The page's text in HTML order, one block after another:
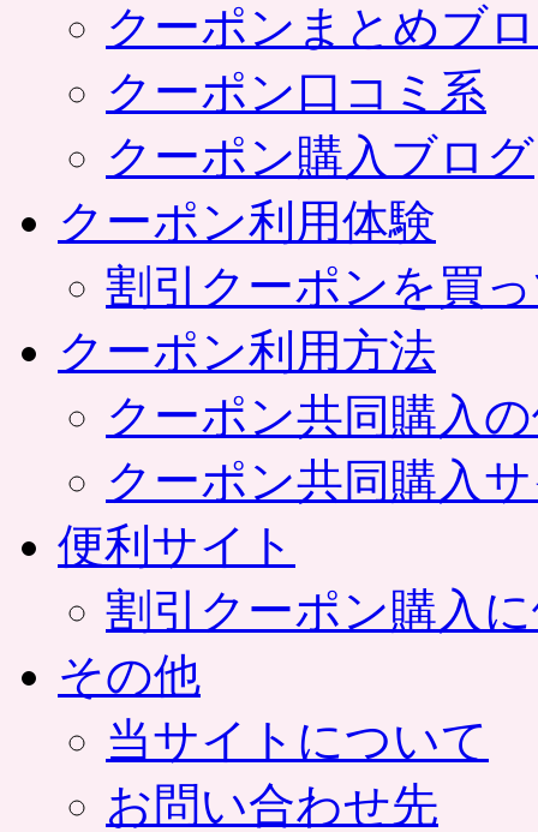
クーポンまとめブ
クーポン口コミ系
クーポン購入ブログ
クーポン利用体験
割引クーポンを買
クーポン利用方法
クーポン共同購入
クーポン共同購入
便利サイト
割引クーポン購入
その他
当サイトについて
お問い合わせ先